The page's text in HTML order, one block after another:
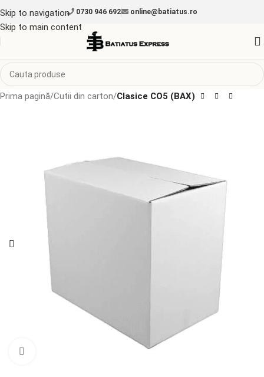
Skip to navigation
Skip to main content
0730 946 692 online@batiatus.ro
Prima pagină Cutii din carton Clasice CO5 (BAX)